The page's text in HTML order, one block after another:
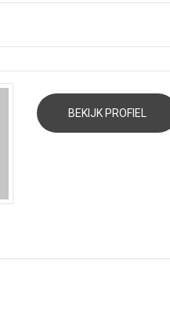
BEKIJK PROFIEL